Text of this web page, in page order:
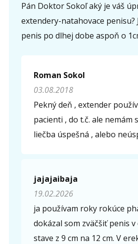
Pán Doktor Sokoľ aký je váš
extendery-natahovace penisu?
penis po dlhej dobe aspoň o
Roman Sokol
03.08.2018
Pekný deň , extender
pacienti , do t.č. ale nemám
liečba úspešná , alebo
jajajaibaja
19.02.2026
ja používam roky rokúce
dokázal som zväčšiť penis
stave z 9 cm na 12 cm. V